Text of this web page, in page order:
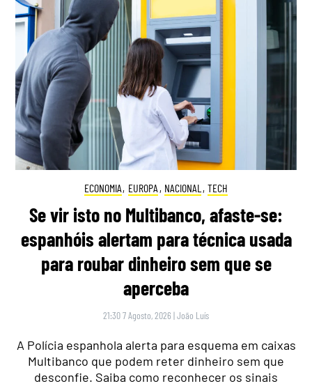
ECONOMIA, EUROPA , NACIONAL , TECH
Se vir isto no Multibanco, afaste-se:
espanhóis alertam para técnica usada
para roubar dinheiro sem que se
aperceba
21:30 7 Agosto, 2026 |João Luís
A Polícia espanhola alerta para esquema em caixas
Multibanco que podem reter dinheiro sem que
desconfie. Saiba como reconhecer os sinais